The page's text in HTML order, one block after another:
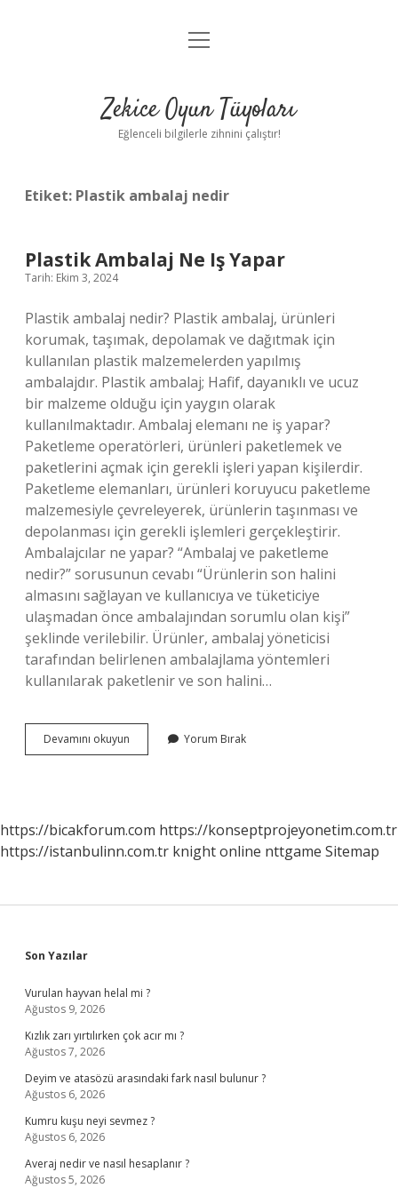
Anasayfa
Yasal Uyarı
menüyü
Zekice Oyun Tüyoları
Eğlenceli bilgilerle zihnini çalıştır!
Etiket: Plastik ambalaj nedir
Plastik Ambalaj Ne Iş Yapar
Tarih: Ekim 3, 2024
Plastik ambalaj nedir? Plastik ambalaj, ürünleri
korumak, taşımak, depolamak ve dağıtmak için
kullanılan plastik malzemelerden yapılmış
ambalajdır. Plastik ambalaj; Hafif, dayanıklı ve ucuz
bir malzeme olduğu için yaygın olarak
kullanılmaktadır. Ambalaj elemanı ne iş yapar?
Paketleme operatörleri, ürünleri paketlemek ve
paketlerini açmak için gerekli işleri yapan kişilerdir.
Paketleme elemanları, ürünleri koruyucu paketleme
malzemesiyle çevreleyerek, ürünlerin taşınması ve
depolanması için gerekli işlemleri gerçekleştirir.
Ambalajcılar ne yapar? “Ambalaj ve paketleme
nedir?” sorusunun cevabı “Ürünlerin son halini
almasını sağlayan ve kullanıcıya ve tüketiciye
ulaşmadan önce ambalajından sorumlu olan kişi”
şeklinde verilebilir. Ürünler, ambalaj yöneticisi
tarafından belirlenen ambalajlama yöntemleri
kullanılarak paketlenir ve son halini…
Devamını okuyun
Ambalaj
Yorum Bırak
https://bicakforum.com https://konseptprojeyonetim.com.tr
https://istanbulinn.com.tr knight online nttgame Sitemap
Sidebar
Son Yazılar
Vurulan hayvan helal mi ?
Ağustos 9, 2026
Kızlık zarı yırtılırken çok acır mı ?
Ağustos 7, 2026
Deyim ve atasözü arasındaki fark nasıl bulunur ?
Ağustos 6, 2026
Kumru kuşu neyi sevmez ?
Ağustos 6, 2026
Averaj nedir ve nasıl hesaplanır ?
Ağustos 5, 2026